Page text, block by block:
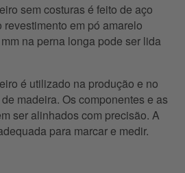
sem costuras é feito de aço
em pó amarelo
na perna longa pode ser lida
é utilizado na produção e no
madeira. Os componentes e as
ser alinhados com precisão. A
para marcar e medir.